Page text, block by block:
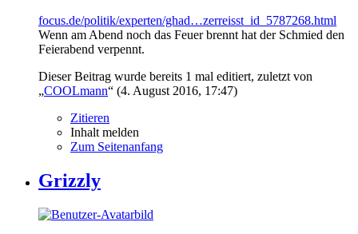
focus.de/politik/experten/ghad…zerreisst_id_5787268.html
Wenn am Abend noch das Feuer brennt hat der Schmied den
Feierabend verpennt.
Dieser Beitrag wurde bereits 1 mal editiert, zuletzt von
„COOLmann“ (4. August 2016, 17:47)
Zitieren
Inhalt melden
Zum Seitenanfang
Grizzly